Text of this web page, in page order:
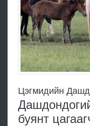
Цэгмидийн
буянт